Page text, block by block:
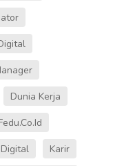
Dunia Kerja
Karir